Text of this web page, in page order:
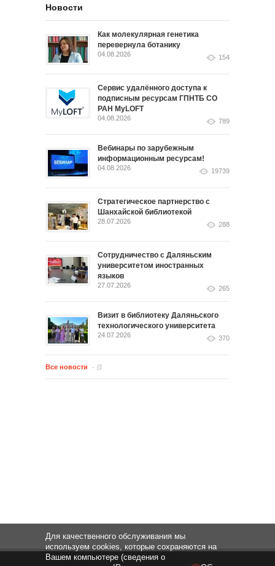
Новости
Как молекулярная генетика
перевернула ботанику
04.08.2026 154
Сервис удалённого доступа к
подписным ресурсам ГПНТБ СО
РАН MyLOFT
04.08.2026 789
Вебинары по зарубежным
информационным ресурсам!
04.08.2026 19739
Стратегическое партнерство с
Шанхайской библиотекой
28.07.2026 288
Сотрудничество с Даляньским
университетом иностранных
языков
27.07.2026 265
Визит в библиотеку Даляньского
технологического университета
24.07.2026 370
Все новости
Для качественного обслуживания мы
используем cookies, которые сохраняются на
Вашем компьютере (сведения о